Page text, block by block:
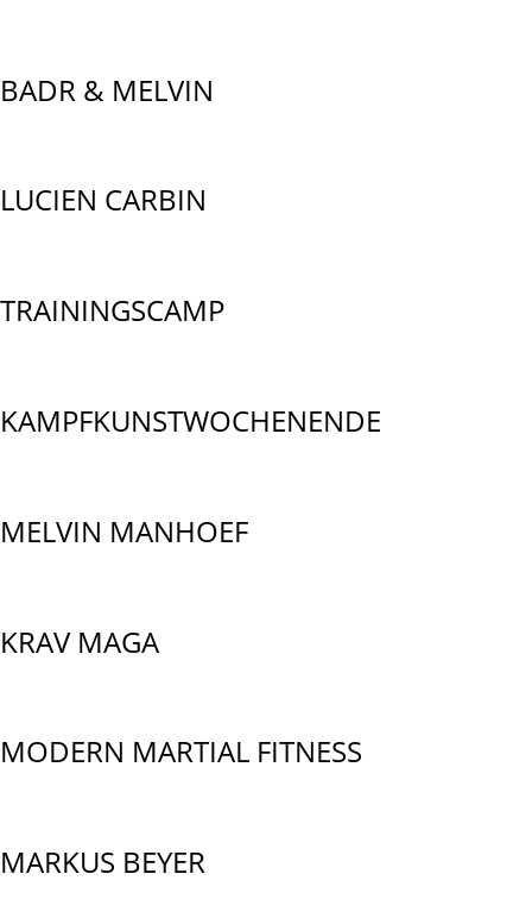
BADR & MELVIN
LUCIEN CARBIN
TRAININGSCAMP
KAMPFKUNSTWOCHENENDE
MELVIN MANHOEF
KRAV MAGA
MODERN MARTIAL FITNESS
MARKUS BEYER